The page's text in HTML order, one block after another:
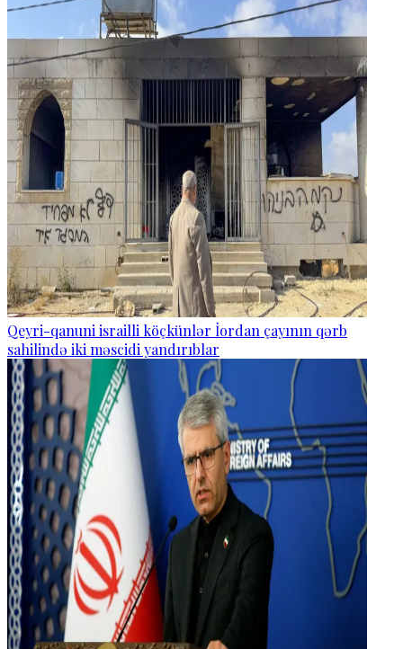
Qeyri-qanuni israilli köçkünlər İordan çayının qərb
sahilində iki məscidi yandırıblar